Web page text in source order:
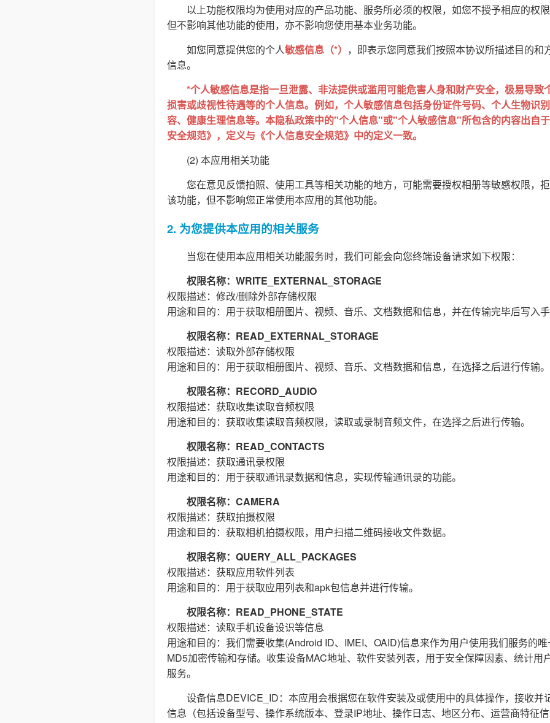
以上功能权限均为使用对应的产品功能、服务所必须的权限，如您不授予相应的权
但不影响其他功能的使用，亦不影响您使用基本业务功能。
如您同意提供您的个人敏感信息（*） ，即表示您同意我们按照本协议所描述目的和
信息。
*个人敏感信息是指一旦泄露、非法提供或滥用可能危害人身和财产安全，极易导致
损害或歧视性待遇等的个人信息。例如，个人敏感信息包括身份证件号码、个人生物识
容、健康生理信息等。本隐私政策中的"个人信息"或"个人敏感信息"所包含的内容出自
安全规范》，定义与《个人信息安全规范》中的定义一致。
(2) 本应用相关功能
您在意见反馈拍照、使用工具等相关功能的地方，可能需要授权相册等敏感权限，
该功能，但不影响您正常使用本应用的其他功能。
2. 为您提供本应用的相关服务
当您在使用本应用相关功能服务时，我们可能会向您终端设备请求如下权限：
权限名称：WRITE_EXTERNAL_STORAGE
权限描述：修改/删除外部存储权限
用途和目的：用于获取相册图片、视频、音乐、文档数据和信息，并在传输完毕后写入
权限名称：READ_EXTERNAL_STORAGE
权限描述：读取外部存储权限
用途和目的：用于获取相册图片、视频、音乐、文档数据和信息，在选择之后进行传输。
权限名称：RECORD_AUDIO
权限描述：获取收集读取音频权限
用途和目的：获取收集读取音频权限，读取或录制音频文件，在选择之后进行传输。
权限名称：READ_CONTACTS
权限描述：获取通讯录权限
用途和目的：用于获取通讯录数据和信息，实现传输通讯录的功能。
权限名称：CAMERA
权限描述：获取拍摄权限
用途和目的：获取相机拍摄权限，用户扫描二维码接收文件数据。
权限名称：QUERY_ALL_PACKAGES
权限描述：获取应用软件列表
用途和目的：用于获取应用列表和apk包信息并进行传输。
权限名称：READ_PHONE_STATE
权限描述：读取手机设备设识等信息
用途和目的：我们需要收集(Android ID、IMEI、OAID)信息来作为用户使用我们服务的
MD5加密传输和存储。收集设备MAC地址、软件安装列表，用于安全保障因素、统计用
服务。
设备信息DEVICE_ID：本应用会根据您在软件安装及或使用中的具体操作，接收并
信息（包括设备型号、操作系统版本、登录IP地址、操作日志、地区分布、运营商特征